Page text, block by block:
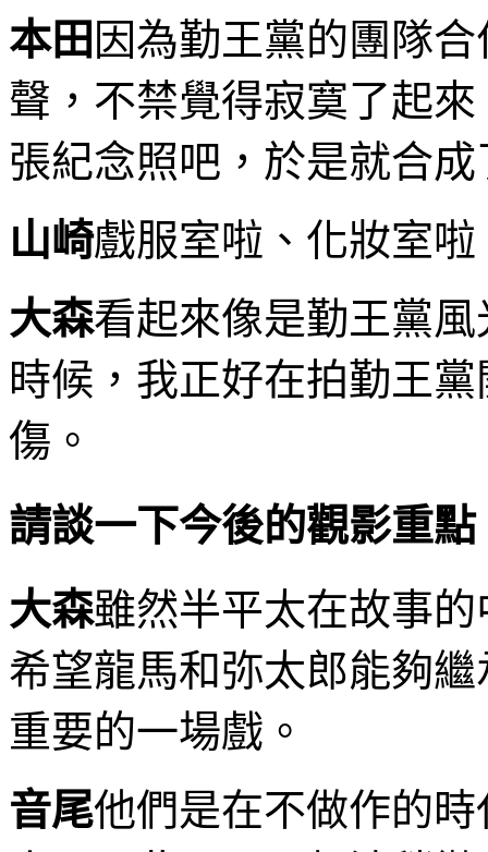
本田 因為勤王黨的團隊
聲，不禁覺得寂寞了起
張紀念照吧，於是就合
山崎戲服室啦、化妝室
大森看起來像是勤王黨
時候，我正好在拍勤王
傷。
請談一下今後的觀影重點
大森雖然半平太在故事
希望龍馬和弥太郎能夠
重要的一場戲。
音尾他們是在不做作的